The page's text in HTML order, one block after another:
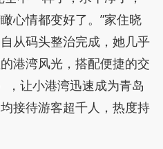
不一样了，水干净了，